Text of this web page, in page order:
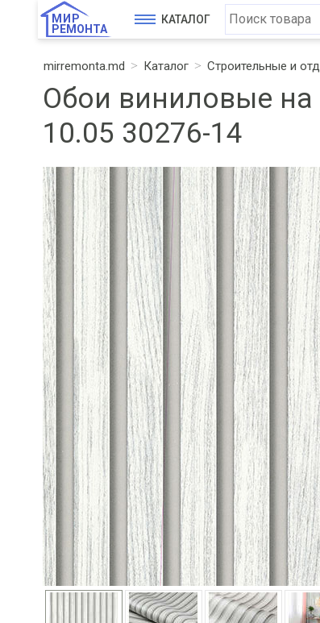
МИР
РЕМОНТА
КАТАЛОГ
mirremonta.md Каталог Строительные и
Обои виниловые на
10.05 30276-14